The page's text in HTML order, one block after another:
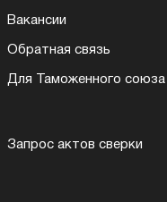
Вакансии
Обратная связь
Для Таможенного союза
Запрос актов сверки